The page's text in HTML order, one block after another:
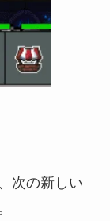
次の新しい